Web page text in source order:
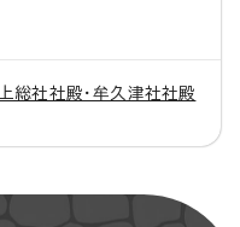
総社社殿・牟久津社社殿